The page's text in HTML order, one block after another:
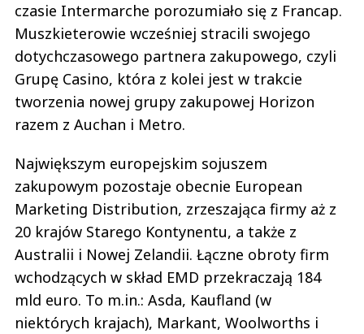
czasie Intermarche porozumiało się z Francap.
Muszkieterowie wcześniej stracili swojego
dotychczasowego partnera zakupowego, czyli
Grupę Casino, która z kolei jest w trakcie
tworzenia nowej grupy zakupowej Horizon
razem z Auchan i Metro.
Największym europejskim sojuszem
zakupowym pozostaje obecnie European
Marketing Distribution, zrzeszająca firmy aż z
20 krajów Starego Kontynentu, a także z
Australii i Nowej Zelandii. Łączne obroty firm
wchodzących w skład EMD przekraczają 184
mld euro. To m.in.: Asda, Kaufland (w
niektórych krajach), Markant, Woolworths i